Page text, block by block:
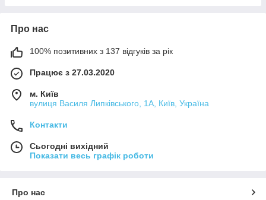
Про нас
100% позитивних з 137 відгуків за рік
Працює з 27.03.2020
м. Київ
вулиця Василя Липківського, 1А, Київ, Україна
Контакти
Сьогодні вихідний
Показати весь графік роботи
Про нас